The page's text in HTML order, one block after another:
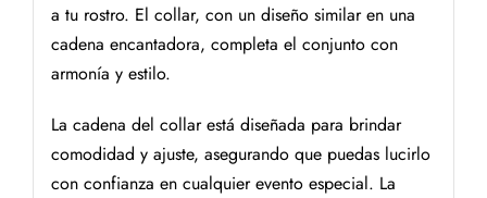
a tu rostro. El collar, con un diseño similar en una
cadena encantadora, completa el conjunto con
armonía y estilo.
La cadena del collar está diseñada para brindar
comodidad y ajuste, asegurando que puedas lucirlo
con confianza en cualquier evento especial. La